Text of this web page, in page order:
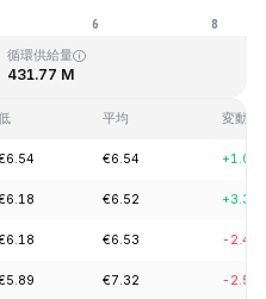
循環供給量
431.77 M
平均 変動
€6.54
€6.52
€6.53 -
€7.32 -